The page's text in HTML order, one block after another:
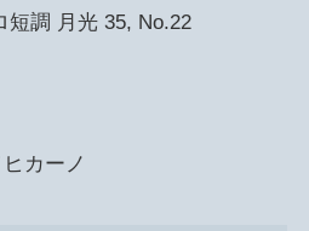
短調 月光 35, No.22
カーノ